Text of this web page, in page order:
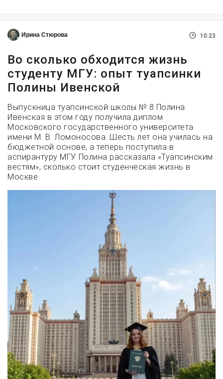
Ирина Стюрова 10:23
Во сколько обходится жизнь
студенту МГУ: опыт туапсинки
Полины Ивенской
Выпускница туапсинской школы № 8 Полина
Ивенская в этом году получила диплом
Московского государственного университета
имени М. В. Ломоносова. Шесть лет она училась на
бюджетной основе, а теперь поступила в
аспирантуру МГУ. Полина рассказала «Туапсинским
вестям», сколько стоит студенческая жизнь в
Москве.